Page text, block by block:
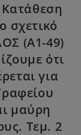
σχετικό
(A1-49)
ότι
για
μαύρη
Τεμ. 2